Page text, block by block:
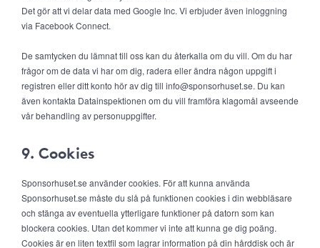
Det gör att vi delar data med Google Inc. Vi erbjuder även inloggning
via Facebook Connect.
De samtycken du lämnat till oss kan du återkalla om du vill. Om du har
frågor om de data vi har om dig, radera eller ändra någon uppgift i
registren eller ditt konto hör av dig till info@sponsorhuset.se. Du kan
även kontakta Datainspektionen om du vill framföra klagomål avseende
vår behandling av personuppgifter.
9. Cookies
Sponsorhuset.se använder cookies. För att kunna använda
Sponsorhuset.se måste du slå på funktionen cookies i din webbläsare
och stänga av eventuella ytterligare funktioner på datorn som kan
blockera cookies. Utan det kommer vi inte att kunna ge dig poäng.
Cookies är en liten textfil som lagrar information på din hårddisk och är